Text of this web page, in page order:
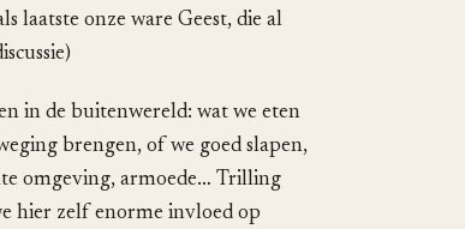
laatste onze ware Geest, die al
in de buitenwereld: wat we eten
brengen, of we goed slapen,
omgeving, armoede… Trilling
hier zelf enorme invloed op